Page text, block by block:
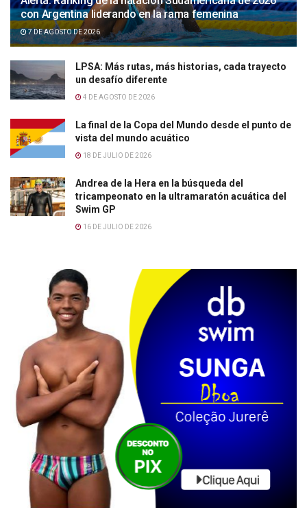
con Argentina liderando en la rama femenina
7 DE AGOSTO DE 2026
LPSA: Más rutas, más historias, cada trayecto
un desafío diferente
4 DE AGOSTO DE 2026
La final de la Copa del Mundo desde el punto de
vista del mundo acuático
18 DE JULIO DE 2026
Andrea de la Hera en la búsqueda del
tricampeonato en la ultramaratón acuática del
Swim GP
16 DE JULIO DE 2026